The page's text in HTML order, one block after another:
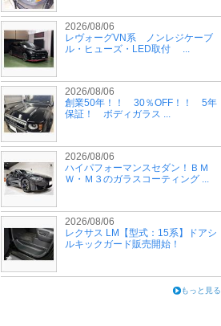
2026/08/06
レヴォーグVN系 ノンレジケーブ
ル・ヒューズ・LED取付 ...
2026/08/06
創業50年！！ 30％OFF！！ 5年
保証！ ボディガラス ...
2026/08/06
ハイパフォーマンスセダン！ＢＭ
Ｗ・Ｍ３のガラスコーティング ...
2026/08/06
レクサス LM【型式：15系】ドアシ
ルキックガード販売開始！
もっと見る